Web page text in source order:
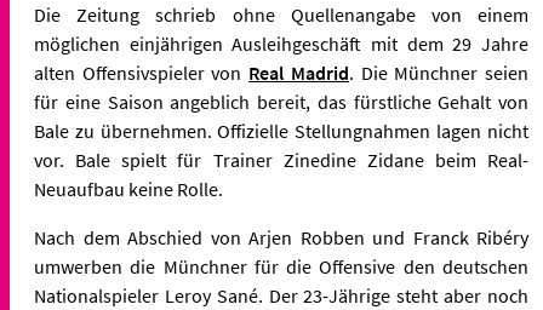
Die Zeitung schrieb ohne Quellenangabe von einem
möglichen einjährigen Ausleihgeschäft mit dem 29 Jahre
alten Offensivspieler von Real Madrid. Die Münchner seien
für eine Saison angeblich bereit, das fürstliche Gehalt von
Bale zu übernehmen. Offizielle Stellungnahmen lagen nicht
vor. Bale spielt für Trainer Zinedine Zidane beim Real-
Neuaufbau keine Rolle.
Nach dem Abschied von Arjen Robben und Franck Ribéry
umwerben die Münchner für die Offensive den deutschen
Nationalspieler Leroy Sané. Der 23-Jährige steht aber noch